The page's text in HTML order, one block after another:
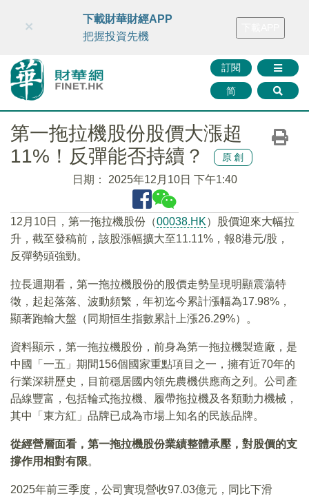
財華智庫網 FINTV FINMETA 財華證券 媒體矩陣
訂閱
简
×
下載財華財經APP
把握投資先機
第一拖拉機股份股價大漲超
11%！反彈能否持續？
原創
日期： 2025年12月10日 下午1:40
12月10日，第一拖拉機股份（00038.HK）股價迎來大幅拉
升，截至發稿前，該股漲幅擴大至11.11%，報8港元/股，
反彈勢頭強勁。
拉長週期看，第一拖拉機股份的股價走勢呈現明顯震蕩特
徵，起起落落、波動頻繁，年初迄今累計漲幅為17.98%，
顯著跑輸大盤（同期恒生指數累計上漲26.29%）。
資料顯示，第一拖拉機股份，前身為第一拖拉機製造廠，是
中國「一五」期間156個國家重點項目之一，擁有近70年的
行業深耕歷史，目前穩居國内領先農機供應商之列。公司產
品線豐富，包括輪式拖拉機、履帶拖拉機及各類動力機械，
其中「東方紅」品牌已成為市場上知名的民族品牌。
從經營層面看，第一拖拉機股份業績整體承壓，對股價的支
撐作用相對有限。
2025年前三季度，公司實現營收97.03億元，同比下滑